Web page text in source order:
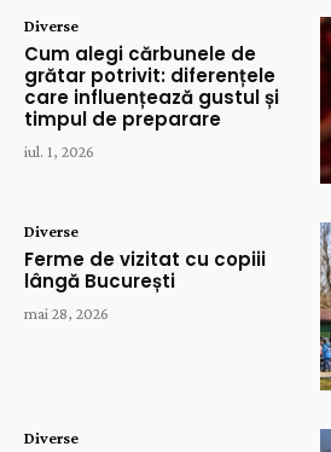
Diverse
Cum alegi cărbunele de
grătar potrivit: diferențele
care influențează gustul și
timpul de preparare
iul. 1, 2026
Diverse
Ferme de vizitat cu copiii
lângă București
mai 28, 2026
Diverse